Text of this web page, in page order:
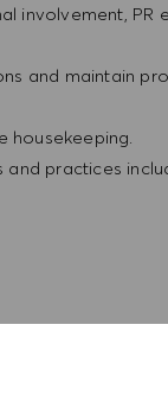
involvement, PR
and maintain
housekeeping.
practices